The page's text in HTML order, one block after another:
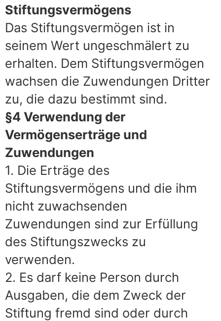
Stiftungsvermögens
Das Stiftungsvermögen ist in
seinem Wert ungeschmälert zu
erhalten. Dem Stiftungsvermögen
wachsen die Zuwendungen Dritter
zu, die dazu bestimmt sind.
§4 Verwendung der
Vermögenserträge und
Zuwendungen
1. Die Erträge des
Stiftungsvermögens und die ihm
nicht zuwachsenden
Zuwendungen sind zur Erfüllung
des Stiftungszwecks zu
verwenden.
2. Es darf keine Person durch
Ausgaben, die dem Zweck der
Stiftung fremd sind oder durch